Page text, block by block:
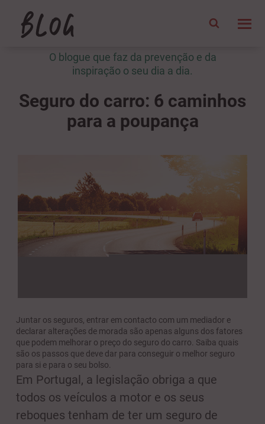
O blogue que faz da prevenção e da
inspiração o seu dia a dia.
Seguro do carro: 6 caminhos
para a poupança
Juntar os seguros, entrar em contacto com um mediador e
declarar alterações de morada são apenas alguns dos fatores
que podem melhorar o preço do seguro do carro. Saiba quais
são os passos que deve dar para conseguir o melhor seguro
para si e para o seu bolso.
Em Portugal, a legislação obriga a que
todos os veículos a motor e os seus
reboques tenham de ter um seguro de